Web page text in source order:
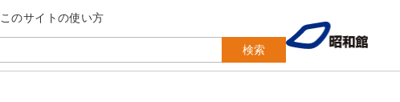
検索
このサイトの使い方